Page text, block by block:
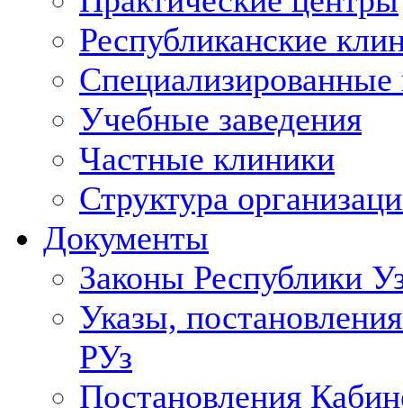
Республиканские
Учебные заведения
Частные клиники
Структура
Документы
Законы Республики
Указы,
РУз
Постановления